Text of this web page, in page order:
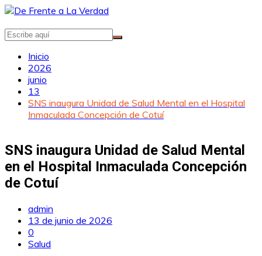
Saltar
contenido
Inicio
2026
junio
13
SNS inaugura Unidad de Salud Mental en el Hospital
Inmaculada Concepción de Cotuí
SNS inaugura Unidad de Salud Mental
en el Hospital Inmaculada Concepción
de Cotuí
admin
13 de junio de 2026
0
Salud